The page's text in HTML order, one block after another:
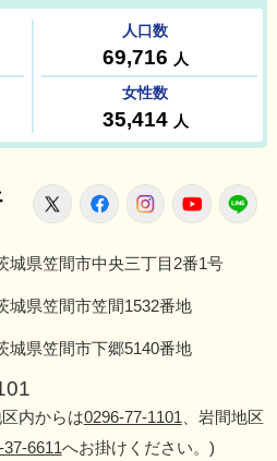
笠間市役所
X FacebookInstagram
城県笠間市中央三丁目2番1号
城県笠間市笠間1532番地
城県笠間市下郷5140番地
内からは0296-77-1101 、岩間地区
37-6611へお掛けください。)